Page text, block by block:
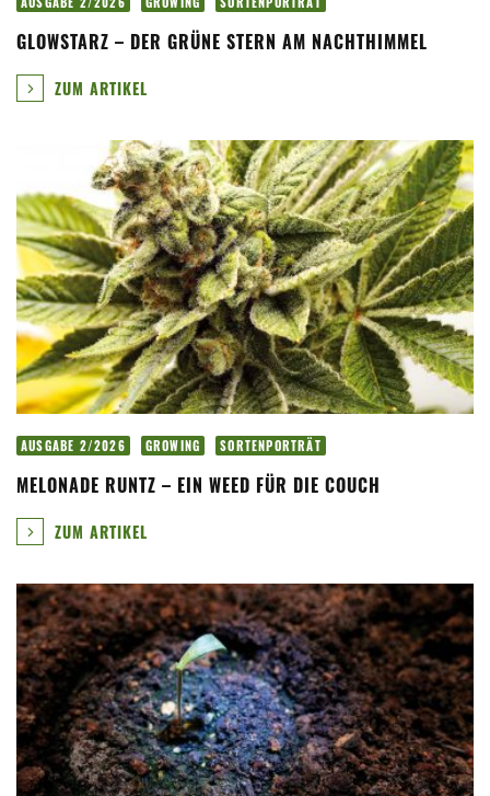
GLOWSTARZ – DER GRÜNE STERN AM NACHTHIMMEL
ZUM ARTIKEL
AUSGABE 2/2026 GROWING SORTENPORTRÄT
MELONADE RUNTZ – EIN WEED FÜR DIE COUCH
ZUM ARTIKEL